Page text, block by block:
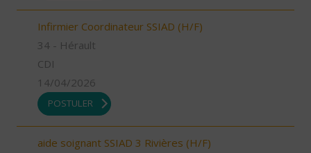
Infirmier Coordinateur SSIAD (H/F)
34 - Hérault
CDI
14/04/2026
POSTULER
aide soignant SSIAD 3 Rivières (H/F)